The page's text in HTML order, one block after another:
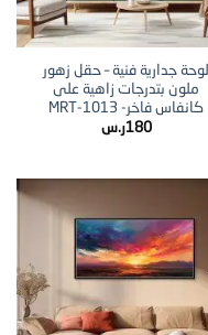
لوحة جدارية فنية – حقل زهور
ملون بتدرجات زاهية على
كانفاس فاخر- MRT-1013
180ر.س